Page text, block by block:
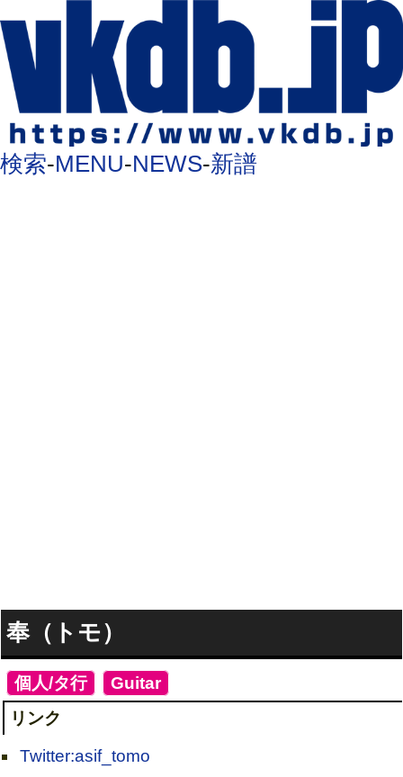
検索-MENU-NEWS-新譜
奉（トモ）
個人/タ行] Guitar]
リンク
Twitter:asif_tomo